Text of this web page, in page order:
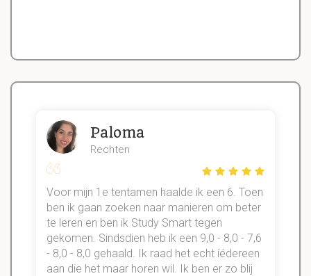
Paloma
Rechten
Voor mijn 1e tentamen haalde ik een 6. Toen
ben ik gaan zoeken naar manieren om beter
te leren en ben ik Study Smart tegen
gekomen. Sindsdien heb ik een 9,0 - 8,0 - 7,6
- 8,0 - 8,0 gehaald. Ik raad het echt íédereen
aan die het maar horen wil. Ik ben er zo blij